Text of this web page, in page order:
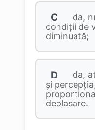
C
da,
condiţii de
diminuată;
D
da,
şi
deplasare.